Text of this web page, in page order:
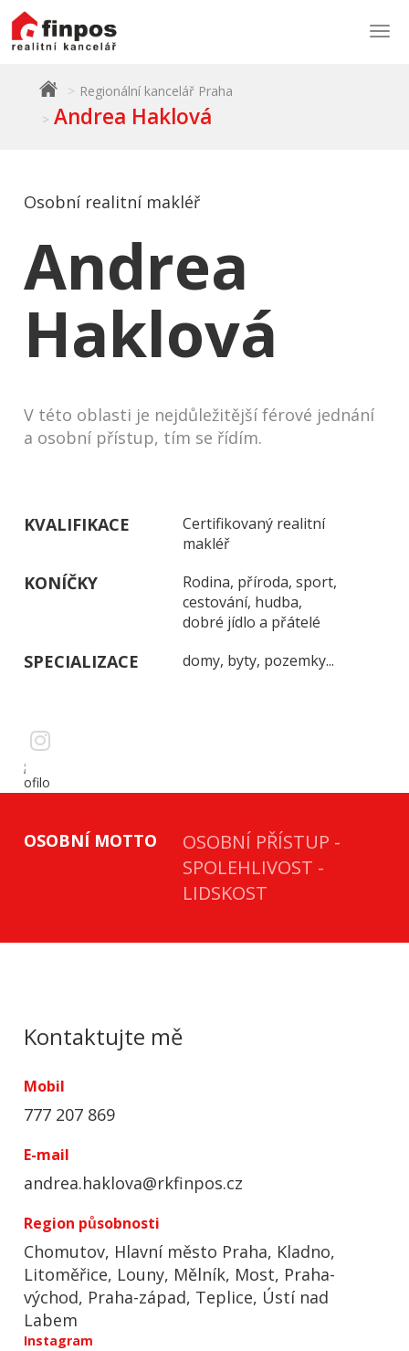
Regionální kancelář Praha
Andrea Haklová
Osobní realitní makléř
Andrea
Haklová
V této oblasti je nejdůležitější férové jednání
a osobní přístup, tím se řídím.
KVALIFIKACE
Certifikovaný realitní
makléř
KONÍČKY
Rodina, příroda, sport,
cestování, hudba,
dobré jídlo a přátelé
SPECIALIZACE domy, byty, pozemky...
OSOBNÍ MOTTO
OSOBNÍ PŘÍSTUP -
SPOLEHLIVOST -
LIDSKOST
Kontaktujte mě
Mobil
777 207 869
E-mail
andrea.haklova@rkfinpos.cz
Region působnosti
Chomutov, Hlavní město Praha, Kladno,
Litoměřice, Louny, Mělník, Most, Praha-
východ, Praha-západ, Teplice, Ústí nad
Labem
Instagram